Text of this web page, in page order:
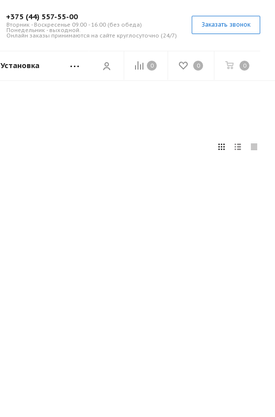
+375 (44) 557-55-00
Вторник - Воскресенье 09:00 - 16:00 (без обеда)
Понедельник - выходной.
Онлайн заказы принимаются на сайте круглосуточно (24/7)
Заказать звонок
0 0 0
Установка